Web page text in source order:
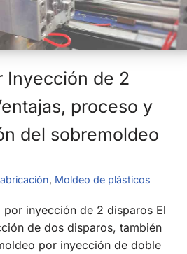
Inyección de 2
proceso y
del sobremoldeo
, Moldeo de plásticos
por inyección de 2 disparos El
de dos disparos, también
por inyección de doble